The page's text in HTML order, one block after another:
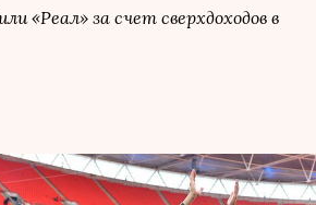
«Реал» за счет сверхдоходов в